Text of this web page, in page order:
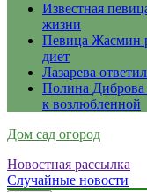
Известная
жизни
Певица Жасмин
диет
Лазарева
Полина Диброва
к возлюбленной
Дом сад огород
Новостная рассылка
Случайные новости